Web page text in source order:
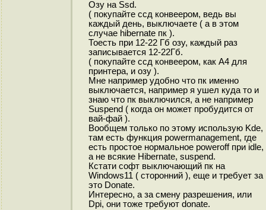
Озу на Ssd.
( покупайте ссд конвеером, ведь вы
каждый день, выключаете ( а в этом
случае hibernate пк ).
Тоесть при 12-22 Гб озу, каждый раз
записывается 12-22Гб.
( покупайте ссд конвеером, как A4 для
принтера, и озу ).
Мне например удобно что пк именно
выключается, например я ушел куда то и
знаю что пк выключился, а не например
Suspend ( когда он может пробудится от
вай-фай ).
Вообщем только по этому использую Kde,
там есть функция powermanagement, где
есть простое нормальное poweroff при idle,
а не всякие Hibernate, suspend.
Кстати софт выключающий пк на
Windows11 ( сторонний ), еще и требует за
это Donate.
Интересно, а за смену разрешения, или
Dpi, они тоже требуют donate.